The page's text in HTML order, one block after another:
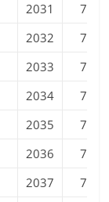
2031
700
2032
705
2033
710
2034
715
2035
720
2036
725
2037
730